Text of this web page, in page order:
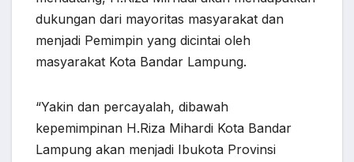
dukungan dari mayoritas masyarakat dan
menjadi Pemimpin yang dicintai oleh
masyarakat Kota Bandar Lampung.
“Yakin dan percayalah, dibawah
kepemimpinan H.Riza Mihardi Kota Bandar
Lampung akan menjadi Ibukota Provinsi